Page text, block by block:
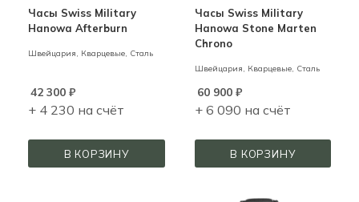
Часы Swiss Military
Hanowa Afterburn
Швейцария, Кварцевые, Сталь
42 300 ₽
+ 4 230 на счёт
В КОРЗИНУ
Часы Swiss Military
Hanowa Stone Marten
Chrono
Швейцария, Кварцевые, Сталь
60 900₽
+ 6 090 на счёт
В КОРЗИНУ